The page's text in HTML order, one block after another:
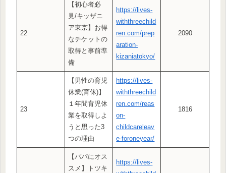
22
【初心者必
見/キッザニ
ア東京】お得
なチケットの
取得と事前準
備
https://lives-
withthreechild
ren.com/prep
aration-
kizaniatokyo/
2090
23
【男性の育児
休業(育休)】
１年間育児休
業を取得しよ
うと思った3
つの理由
https://lives-
withthreechild
ren.com/reas
on-
childcareleav
e-foroneyear/
1816
【パパにオス
スメ】トツキ
https://lives-